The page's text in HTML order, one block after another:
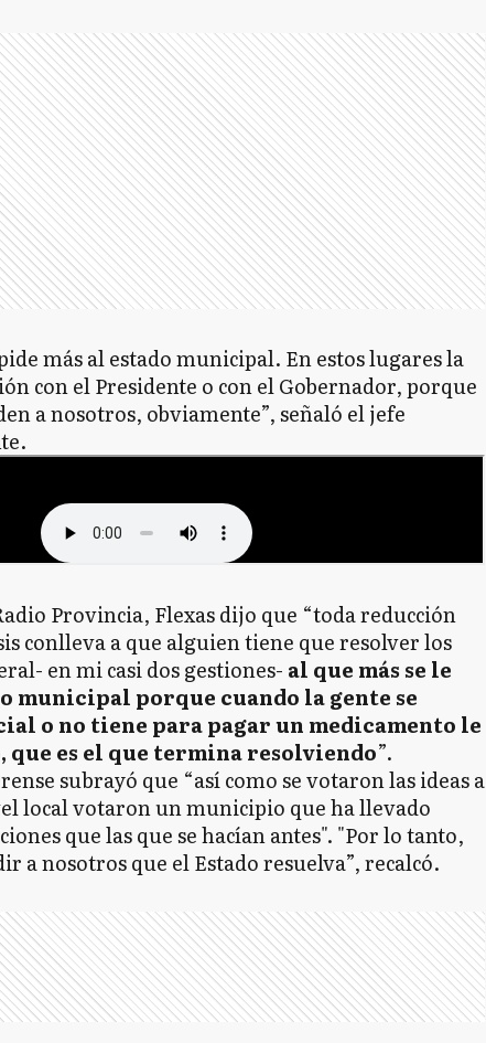
más al estado municipal. En estos lugares la
con el Presidente o con el Gobernador, porque
a nosotros, obviamente”, señaló el jefe
Provincia, Flexas dijo que “toda reducción
conlleva a que alguien tiene que resolver los
en mi casi dos gestiones- al que más se le
municipal porque cuando la gente se
o no tiene para pagar un medicamento le
es el que termina resolviendo”.
subrayó que “así como se votaron las ideas a
local votaron un municipio que ha llevado
que las que se hacían antes". "Por lo tanto,
a nosotros que el Estado resuelva”, recalcó.